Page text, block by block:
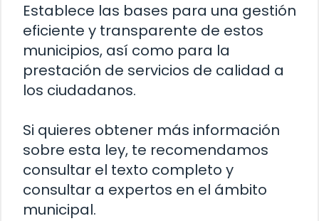
Establece las bases para una gestión
eficiente y transparente de estos
municipios, así como para la
prestación de servicios de calidad a
los ciudadanos.
Si quieres obtener más información
sobre esta ley, te recomendamos
consultar el texto completo y
consultar a expertos en el ámbito
municipal.